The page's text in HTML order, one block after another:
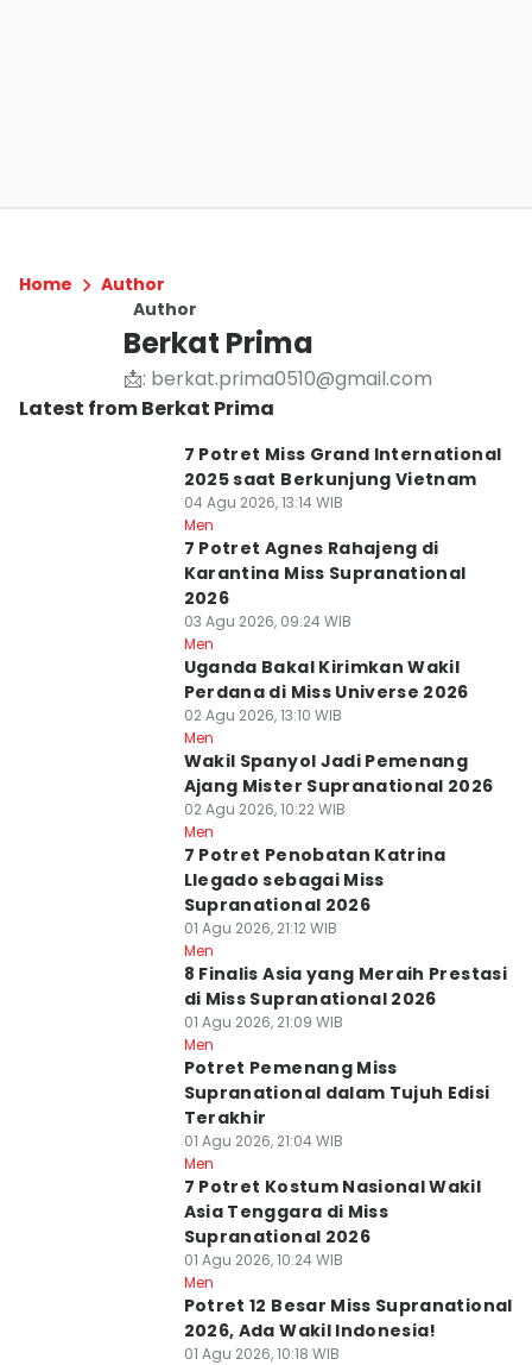
Home
Author
Author
Berkat Prima
📩: berkat.prima0510@gmail.com
Latest from Berkat Prima
7 Potret Miss Grand International
2025 saat Berkunjung Vietnam
04 Agu 2026, 13:14 WIB
Men
7 Potret Agnes Rahajeng di
Karantina Miss Supranational
2026
03 Agu 2026, 09:24 WIB
Men
Uganda Bakal Kirimkan Wakil
Perdana di Miss Universe 2026
02 Agu 2026, 13:10 WIB
Men
Wakil Spanyol Jadi Pemenang
Ajang Mister Supranational 2026
02 Agu 2026, 10:22 WIB
Men
7 Potret Penobatan Katrina
Llegado sebagai Miss
Supranational 2026
01 Agu 2026, 21:12 WIB
Men
8 Finalis Asia yang Meraih Prestasi
di Miss Supranational 2026
01 Agu 2026, 21:09 WIB
Men
Potret Pemenang Miss
Supranational dalam Tujuh Edisi
Terakhir
01 Agu 2026, 21:04 WIB
Men
7 Potret Kostum Nasional Wakil
Asia Tenggara di Miss
Supranational 2026
01 Agu 2026, 10:24 WIB
Men
Potret 12 Besar Miss Supranational
2026, Ada Wakil Indonesia!
01 Agu 2026, 10:18 WIB